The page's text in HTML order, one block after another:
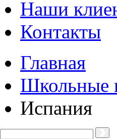
Наши
Контакты
Главная
Школьные
Испания